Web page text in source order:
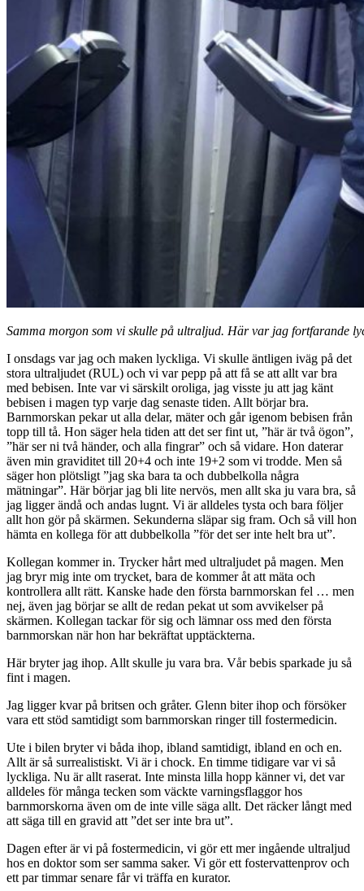
Samma morgon som vi skulle på ultraljud. Här var jag fortfarande
I onsdags var jag och maken lyckliga. Vi skulle äntligen iväg på det
stora ultraljudet (RUL) och vi var pepp på att få se att allt var bra
med bebisen. Inte var vi särskilt oroliga, jag visste ju att jag känt
bebisen i magen typ varje dag senaste tiden. Allt börjar bra.
Barnmorskan pekar ut alla delar, mäter och går igenom bebisen från
topp till tå. Hon säger hela tiden att det ser fint ut, ”här är två ögon”,
”här ser ni två händer, och alla fingrar” och så vidare. Hon daterar
även min graviditet till 20+4 och inte 19+2 som vi trodde. Men så
säger hon plötsligt ”jag ska bara ta och dubbelkolla några
mätningar”. Här börjar jag bli lite nervös, men allt ska ju vara bra, så
jag ligger ändå och andas lugnt. Vi är alldeles tysta och bara följer
allt hon gör på skärmen. Sekunderna släpar sig fram. Och så vill hon
hämta en kollega för att dubbelkolla ”för det ser inte helt bra ut”.
Kollegan kommer in. Trycker hårt med ultraljudet på magen. Men
jag bryr mig inte om trycket, bara de kommer åt att mäta och
kontrollera allt rätt. Kanske hade den första barnmorskan fel … men
nej, även jag börjar se allt de redan pekat ut som avvikelser på
skärmen. Kollegan tackar för sig och lämnar oss med den första
barnmorskan när hon har bekräftat upptäckterna.
Här bryter jag ihop. Allt skulle ju vara bra. Vår bebis sparkade ju så
fint i magen.
Jag ligger kvar på britsen och gråter. Glenn biter ihop och försöker
vara ett stöd samtidigt som barnmorskan ringer till fostermedicin.
Ute i bilen bryter vi båda ihop, ibland samtidigt, ibland en och en.
Allt är så surrealistiskt. Vi är i chock. En timme tidigare var vi så
lyckliga. Nu är allt raserat. Inte minsta lilla hopp känner vi, det var
alldeles för många tecken som väckte varningsflaggor hos
barnmorskorna även om de inte ville säga allt. Det räcker långt med
att säga till en gravid att ”det ser inte bra ut”.
Dagen efter är vi på fostermedicin, vi gör ett mer ingående ultraljud
hos en doktor som ser samma saker. Vi gör ett fostervattenprov och
ett par timmar senare får vi träffa en kurator.